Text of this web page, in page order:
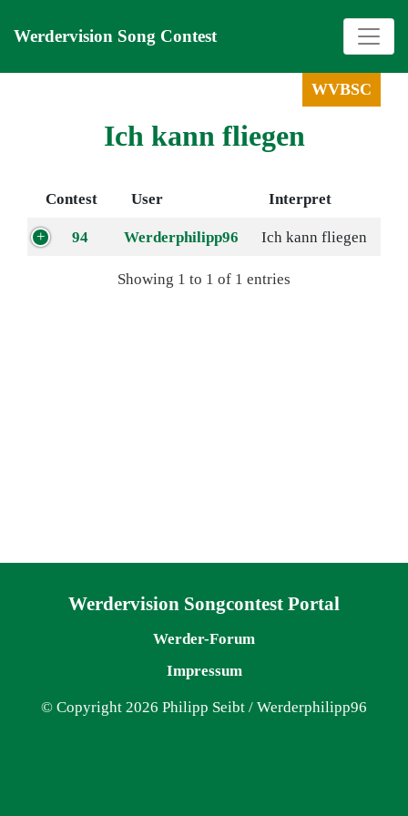
Werdervision Song Contest
WVBSC
Ich kann fliegen
Contest User Interpret
94 Werderphilipp96 Ich kann fliegen
Showing 1 to 1 of 1 entries
Werdervision Songcontest Portal
Werder-Forum
Impressum
© Copyright 2026 Philipp Seibt / Werderphilipp96